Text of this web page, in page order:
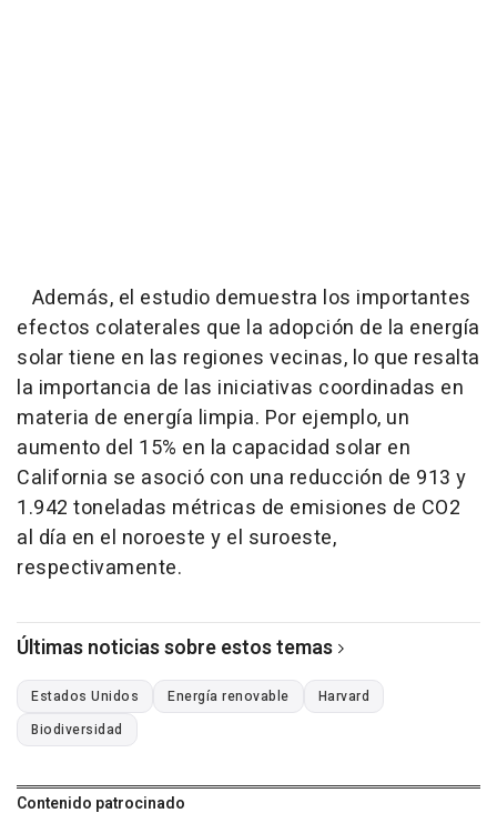
Además, el estudio demuestra los importantes
efectos colaterales que la adopción de la energía
solar tiene en las regiones vecinas, lo que resalta
la importancia de las iniciativas coordinadas en
materia de energía limpia. Por ejemplo, un
aumento del 15% en la capacidad solar en
California se asoció con una reducción de 913 y
1.942 toneladas métricas de emisiones de CO2
al día en el noroeste y el suroeste,
respectivamente.
Últimas noticias sobre estos temas
Estados Unidos Energía renovable
Harvard
Biodiversidad
Contenido patrocinado